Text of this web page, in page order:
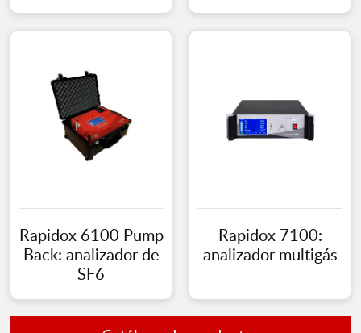
Rapidox 6100 Pump
Back: analizador de
SF6
Rapidox 7100:
analizador multigás